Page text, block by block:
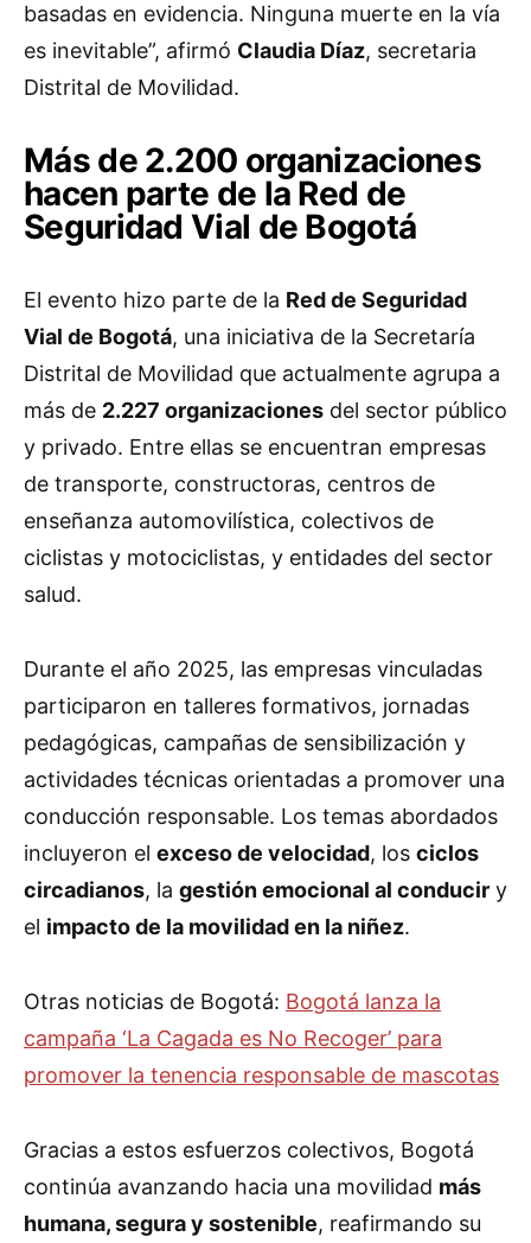
basadas en evidencia. Ninguna muerte en la vía
es inevitable”, afirmó Claudia Díaz, secretaria
Distrital de Movilidad.
Más de 2.200 organizaciones
hacen parte de la Red de
Seguridad Vial de Bogotá
El evento hizo parte de la Red de Seguridad
Vial de Bogotá, una iniciativa de la Secretaría
Distrital de Movilidad que actualmente agrupa a
más de 2.227 organizaciones del sector público
y privado. Entre ellas se encuentran empresas
de transporte, constructoras, centros de
enseñanza automovilística, colectivos de
ciclistas y motociclistas, y entidades del sector
salud.
Durante el año 2025, las empresas vinculadas
participaron en talleres formativos, jornadas
pedagógicas, campañas de sensibilización y
actividades técnicas orientadas a promover una
conducción responsable. Los temas abordados
incluyeron el exceso de velocidad, los ciclos
circadianos, la gestión emocional al conducir y
el impacto de la movilidad en la niñez.
Otras noticias de Bogotá: Bogotá lanza la
campaña ‘La Cagada es No Recoger’ para
promover la tenencia responsable de mascotas
Gracias a estos esfuerzos colectivos, Bogotá
continúa avanzando hacia una movilidad más
humana, segura y sostenible, reafirmando su